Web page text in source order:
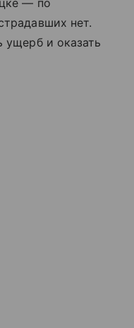
— по
нет.
ущерб и оказать